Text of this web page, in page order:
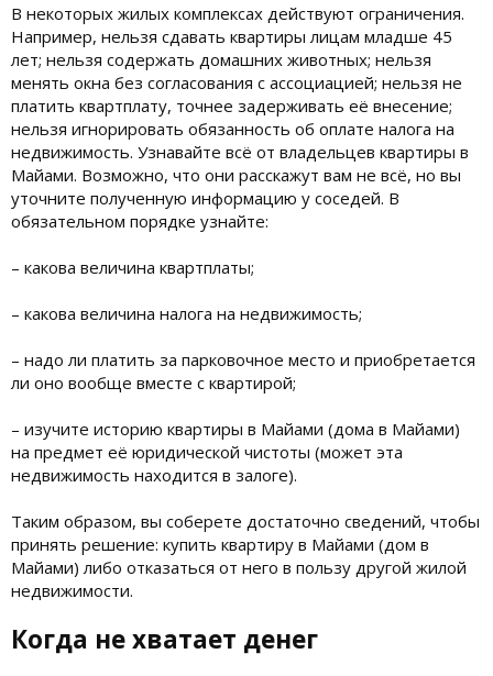
В некоторых жилых комплексах действуют ограничения.
Например, нельзя сдавать квартиры лицам младше 45
лет; нельзя содержать домашних животных; нельзя
менять окна без согласования с ассоциацией; нельзя не
платить квартплату, точнее задерживать её внесение;
нельзя игнорировать обязанность об оплате налога на
недвижимость. Узнавайте всё от владельцев квартиры в
Майами. Возможно, что они расскажут вам не всё, но вы
уточните полученную информацию у соседей. В
обязательном порядке узнайте:
– какова величина квартплаты;
– какова величина налога на недвижимость;
– надо ли платить за парковочное место и приобретается
ли оно вообще вместе с квартирой;
– изучите историю квартиры в Майами (дома в Майами)
на предмет её юридической чистоты (может эта
недвижимость находится в залоге).
Таким образом, вы соберете достаточно сведений, чтобы
принять решение: купить квартиру в Майами (дом в
Майами) либо отказаться от него в пользу другой жилой
недвижимости.
Когда не хватает денег